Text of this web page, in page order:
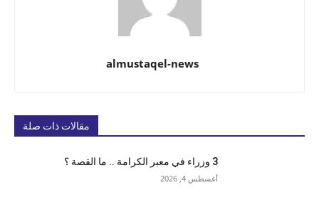
almustaqel-news
مقالات ذات صلة
3 وزراء في معبر الكرامة .. ما القصة ؟
أغسطس 4, 2026